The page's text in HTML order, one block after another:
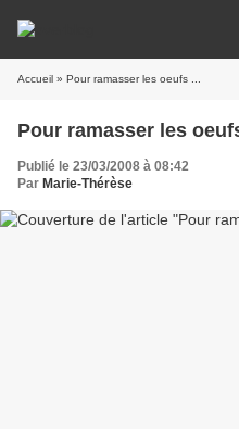
Accueil » Pour ramasser les oeufs ...
Pour ramasser les
Publié le 23/03/2008 à 08:42
Par Marie-Thérèse